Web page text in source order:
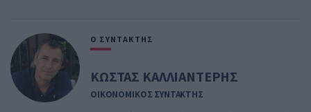
Ο ΣΥΝΤΑΚΤΗΣ
ΚΩΣΤΑΣ ΚΑΛΛΙΑΝΤΕΡΗΣ
ΟΙΚΟΝΟΜΙΚΟΣ ΣΥΝΤΑΚΤΗΣ